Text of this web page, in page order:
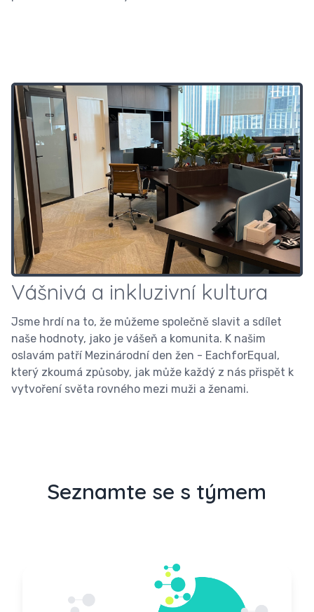
Vášnivá a inkluzivní kultura
Jsme hrdí na to, že můžeme společně slavit a sdílet
naše hodnoty, jako je vášeň a komunita. K našim
oslavám patří Mezinárodní den žen - EachforEqual,
který zkoumá způsoby, jak může každý z nás přispět k
vytvoření světa rovného mezi muži a ženami.
Seznamte se s týmem